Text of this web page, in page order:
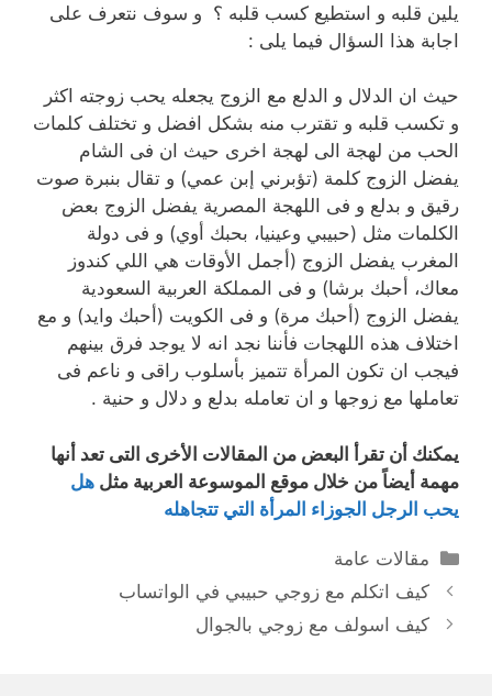
يلين قلبه و استطيع كسب قلبه ؟ و سوف نتعرف على
اجابة هذا السؤال فيما يلى :
حيث ان الدلال و الدلع مع الزوج يجعله يحب زوجته اكثر
و تكسب قلبه و تقترب منه بشكل افضل و تختلف كلمات
الحب من لهجة الى لهجة اخرى حيث ان فى الشام
يفضل الزوج كلمة (تؤبرني إبن عمي) و تقال بنبرة صوت
رقيق و بدلع و فى اللهجة المصرية يفضل الزوج بعض
الكلمات مثل (حبيبي وعينيا، بحبك أوي) و فى دولة
المغرب يفضل الزوج (أجمل الأوقات هي اللي كندوز
معاك، أحبك برشا) و فى المملكة العربية السعودية
يفضل الزوج (أحبك مرة) و فى الكويت (أحبك وايد) و مع
اختلاف هذه اللهجات فأننا نجد انه لا يوجد فرق بينهم
فيجب ان تكون المرأة تتميز بأسلوب راقى و ناعم فى
تعاملها مع زوجها و ان تعامله بدلع و دلال و حنية .
يمكنك أن تقرأ البعض من المقالات الأخرى التى تعد أنها
مهمة أيضاً من خلال موقع الموسوعة العربية مثل هل
يحب الرجل الجوزاء المرأة التي تتجاهله
التصنيفات
مقالات عامة
كيف اتكلم مع زوجي حبيبي في الواتساب
كيف اسولف مع زوجي بالجوال